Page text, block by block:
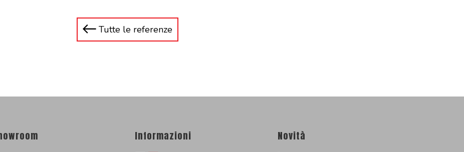
Tutte le referenze
Informazioni Novità